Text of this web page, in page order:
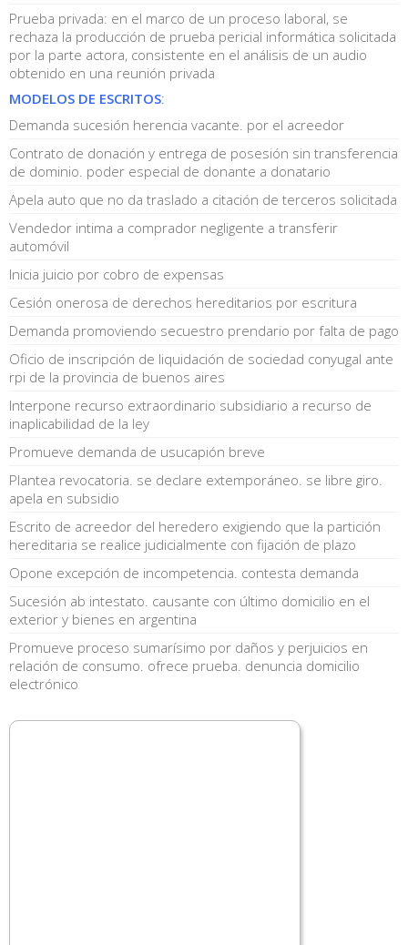
Prueba privada: en el marco de un proceso laboral, se
rechaza la producción de prueba pericial informática solicitada
por la parte actora, consistente en el análisis de un audio
obtenido en una reunión privada
MODELOS DE ESCRITOS:
Demanda sucesión herencia vacante. por el acreedor
Contrato de donación y entrega de posesión sin transferencia
de dominio. poder especial de donante a donatario
Apela auto que no da traslado a citación de terceros solicitada
Vendedor intima a comprador negligente a transferir
automóvil
Inicia juicio por cobro de expensas
Cesión onerosa de derechos hereditarios por escritura
Demanda promoviendo secuestro prendario por falta de pago
Oficio de inscripción de liquidación de sociedad conyugal ante
rpi de la provincia de buenos aires
Interpone recurso extraordinario subsidiario a recurso de
inaplicabilidad de la ley
Promueve demanda de usucapión breve
Plantea revocatoria. se declare extemporáneo. se libre giro.
apela en subsidio
Escrito de acreedor del heredero exigiendo que la partición
hereditaria se realice judicialmente con fijación de plazo
Opone excepción de incompetencia. contesta demanda
Sucesión ab intestato. causante con último domicilio en el
exterior y bienes en argentina
Promueve proceso sumarísimo por daños y perjuicios en
relación de consumo. ofrece prueba. denuncia domicilio
electrónico